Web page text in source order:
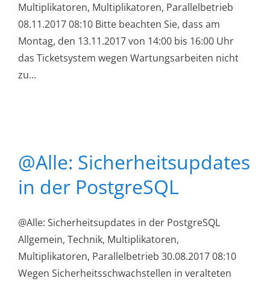
Multiplikatoren, Multiplikatoren, Parallelbetrieb
08.11.2017 08:10 Bitte beachten Sie, dass am
Montag, den 13.11.2017 von 14:00 bis 16:00 Uhr
das Ticketsystem wegen Wartungsarbeiten nicht
zu...
@Alle: Sicherheitsupdates
in der PostgreSQL
@Alle: Sicherheitsupdates in der PostgreSQL
Allgemein, Technik, Multiplikatoren,
Multiplikatoren, Parallelbetrieb 30.08.2017 08:10
Wegen Sicherheitsschwachstellen in veralteten